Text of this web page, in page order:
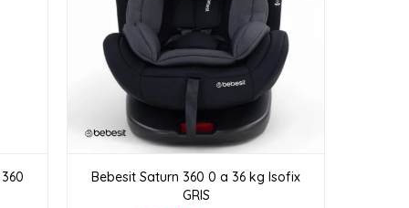
Bebesit Saturn 360 0 a 36 kg Isofix
GRIS